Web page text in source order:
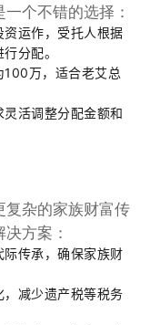
个不错的选择：
资运作，受托人根据
分配。
100万，适合老艾总
活调整分配金额和
杂的家族财富传
方案：
际传承，确保家族财
，减少遗产税等税务